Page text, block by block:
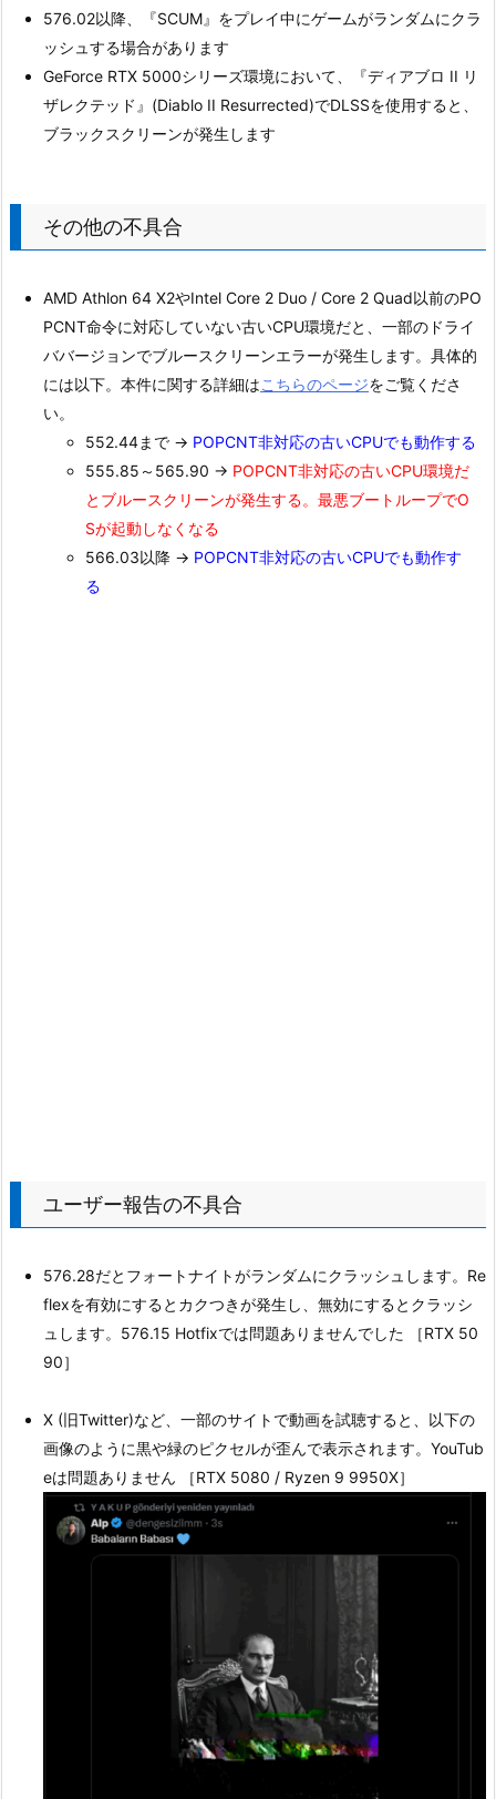
576.02以降、『SCUM』をプレイ中にゲームがランダムにクラ
ッシュする場合があります
GeForce RTX 5000シリーズ環境において、『ディアブロ II リ
ザレクテッド』(Diablo II Resurrected)でDLSSを使用すると、
ブラックスクリーンが発生します
その他の不具合
AMD Athlon 64 X2やIntel Core 2 Duo / Core 2 Quad以前のPO
PCNT命令に対応していない古いCPU環境だと、一部のドライ
ババージョンでブルースクリーンエラーが発生します。具体的
には以下。本件に関する詳細はこちらのページをご覧くださ
い。
552.44まで → POPCNT非対応の古いCPUでも動作する
555.85～565.90 → POPCNT非対応の古いCPU環境だ
とブルースクリーンが発生する。最悪ブートループでO
Sが起動しなくなる
566.03以降 → POPCNT非対応の古いCPUでも動作す
る
ユーザー報告の不具合
576.28だとフォートナイトがランダムにクラッシュします。Re
flexを有効にするとカクつきが発生し、無効にするとクラッシ
ュします。576.15 Hotfixでは問題ありませんでした ［RTX 50
90］
X (旧Twitter)など、一部のサイトで動画を試聴すると、以下の
画像のように黒や緑のピクセルが歪んで表示されます。YouTub
eは問題ありません ［RTX 5080 / Ryzen 9 9950X］